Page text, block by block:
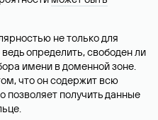
не только для
определить, свободен ли
имени в доменной зоне.
что он содержит всю
получить данные